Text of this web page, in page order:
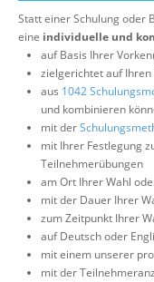
Statt einer Schulung oder
eine individuelle und
auf Basis Ihrer
zielgerichtet auf
aus 1042
und kombinieren
mit der
mit Ihrer Festlegung
Teilnehmerübungen
am Ort Ihrer Wahl
mit der Dauer Ihrer
zum Zeitpunkt Ihrer
auf Deutsch oder
mit einem unserer
mit der